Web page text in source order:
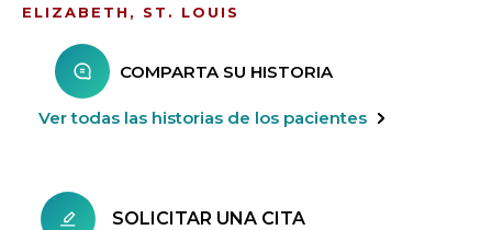
ELIZABETH, ST. LOUIS
COMPARTA SU HISTORIA
Ver todas las historias de los pacientes
SOLICITAR UNA CITA